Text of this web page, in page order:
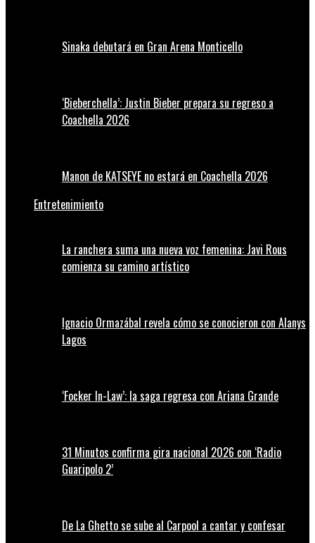
Sinaka debutará en Gran Arena Monticello
‘Bieberchella’: Justin Bieber prepara su regreso a
Coachella 2026
Manon de KATSEYE no estará en Coachella 2026
Entretenimiento
La ranchera suma una nueva voz femenina: Javi Rous
comienza su camino artístico
Ignacio Ormazábal revela cómo se conocieron con Alanys
Lagos
‘Focker In-Law’: la saga regresa con Ariana Grande
31 Minutos confirma gira nacional 2026 con ‘Radio
Guaripolo 2’
De La Ghetto se sube al Carpool a cantar y confesar